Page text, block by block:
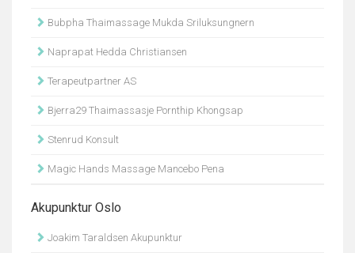
Bubpha Thaimassage Mukda Sriluksungnern
Naprapat Hedda Christiansen
Terapeutpartner AS
Bjerra29 Thaimassasje Pornthip Khongsap
Stenrud Konsult
Magic Hands Massage Mancebo Pena
Akupunktur Oslo
Joakim Taraldsen Akupunktur